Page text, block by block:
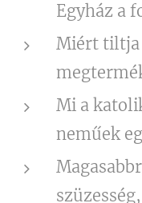
Egyház a
Miért tiltja
Mi a
neműek